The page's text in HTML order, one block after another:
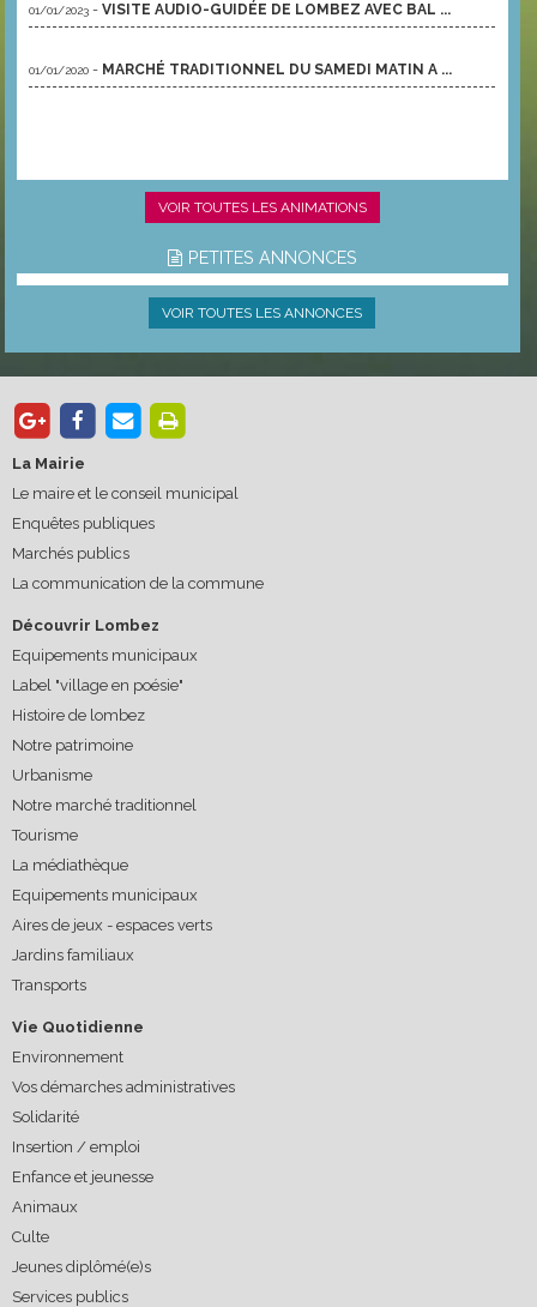
01/01/2023 -VISITE AUDIO-GUIDÉE DE LOMBEZ AVEC BAL ...
01/01/2020 - MARCHÉ TRADITIONNEL DU SAMEDI MATIN A ...
VOIR TOUTES LES ANIMATIONS
PETITES ANNONCES
VOIR TOUTES LES ANNONCES
La Mairie
Le maire et le conseil municipal
Enquêtes publiques
Marchés publics
La communication de la commune
Découvrir Lombez
Equipements municipaux
Label "village en poésie"
Histoire de lombez
Notre patrimoine
Urbanisme
Notre marché traditionnel
Tourisme
La médiathèque
Equipements municipaux
Aires de jeux - espaces verts
Jardins familiaux
Transports
Vie Quotidienne
Environnement
Vos démarches administratives
Solidarité
Insertion / emploi
Enfance et jeunesse
Animaux
Culte
Jeunes diplômé(e)s
Services publics